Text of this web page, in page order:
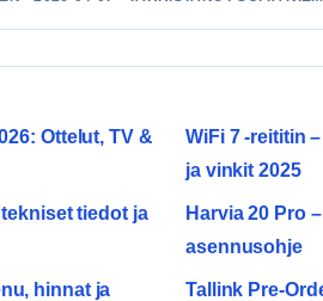
Ottelut, TV &
WiFi 7 -reititin
ja vinkit 2025
tiedot ja
Harvia 20 Pro
asennusohje
hinnat ja
Tallink Pre-